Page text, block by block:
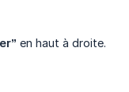
en haut à droite.